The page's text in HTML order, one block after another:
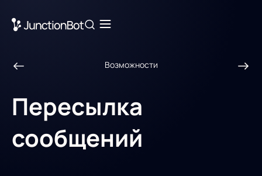
Возможности
Пересылка
сообщений